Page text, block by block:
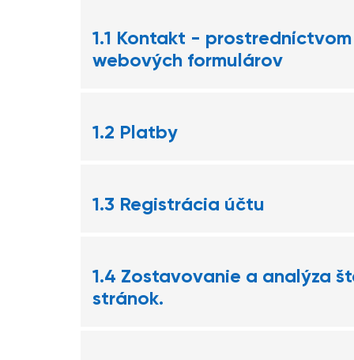
1.1 Kontakt -
webových formulárov
1.2 Platby
1.3 Registrácia účtu
1.4 Zostavovanie a analýza
stránok.